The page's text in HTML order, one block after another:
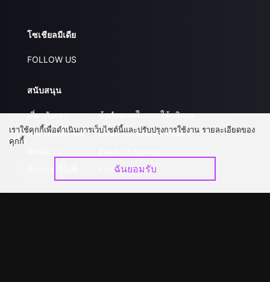
โซเชียลมีเดีย
FOLLOW US
สนับสนุน
เกี่ยวกับเรา
คำถามที่พบบ่อย
ข้อกำหนดในการให้บริการ
นโยบายความเป็นส่วนตัว
ร่วมงานกับเรา
เราใช้คุกกี้เพื่อดำเนินการเว็บไซต์นี้และปรับปรุงการใช้งาน รายละเอียดของ
คุกกี้
ฉันยอมรับ